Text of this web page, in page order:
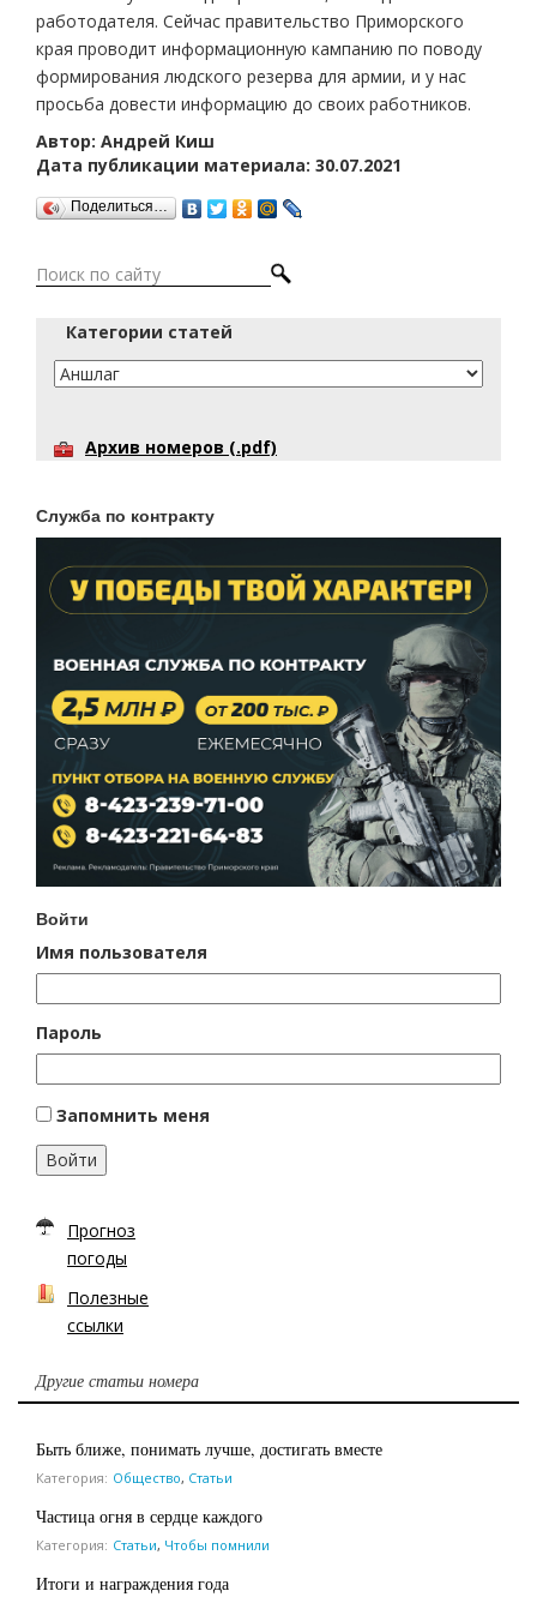
работодателя. Сейчас правительство Приморского
края проводит информационную кампанию по поводу
формирования людского резерва для армии, и у нас
просьба довести информацию до своих работников.
Автор: Андрей Киш
Дата публикации материала: 30.07.2021
Поделиться…
Категории статей
Архив номеров (.pdf)
Служба по контракту
Войти
Имя пользователя
Пароль
Запомнить меня
Войти
Прогноз
погоды
Полезные
ссылки
Другие статьи номера
Быть ближе, понимать лучше, достигать вместе
Категория: Общество, Статьи
Частица огня в сердце каждого
Категория: Статьи, Чтобы помнили
Итоги и награждения года